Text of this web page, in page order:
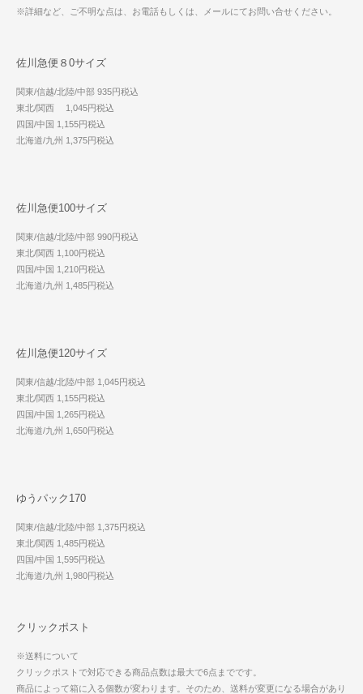
※詳細など、ご不明な点は、お電話もしくは、メールにてお問い合せください。
佐川急便８0サイズ
関東/信越/北陸/中部 935円税込
東北/関西 1,045円税込
四国/中国 1,155円税込
北海道/九州 1,375円税込
佐川急便100サイズ
関東/信越/北陸/中部 990円税込
東北/関西 1,100円税込
四国/中国 1,210円税込
北海道/九州 1,485円税込
佐川急便120サイズ
関東/信越/北陸/中部 1,045円税込
東北/関西 1,155円税込
四国/中国 1,265円税込
北海道/九州 1,650円税込
ゆうパック170
関東/信越/北陸/中部 1,375円税込
東北/関西 1,485円税込
四国/中国 1,595円税込
北海道/九州 1,980円税込
クリックポスト
※送料について
クリックポストで対応できる商品点数は最大で6点までです。
商品によって箱に入る個数が変わります。そのため、送料が変更になる場合があり